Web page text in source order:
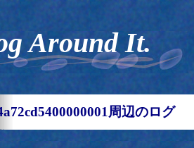
Around It.
周辺のログ